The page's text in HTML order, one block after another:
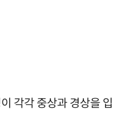
각각 중상과 경상을 입